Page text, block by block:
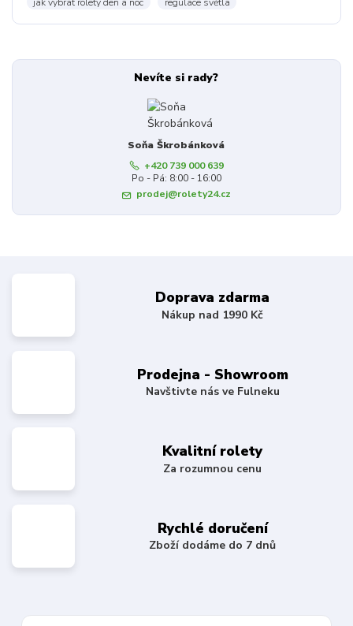
Nevíte si rady?
Soňa Škrobánková
+420 739 000 639
Po - Pá: 8:00 - 16:00
prodej@rolety24.cz
Doprava zdarma
Nákup nad 1990 Kč
Prodejna - Showroom
Navštivte nás ve Fulneku
Kvalitní rolety
Za rozumnou cenu
Rychlé doručení
Zboží dodáme do 7 dnů